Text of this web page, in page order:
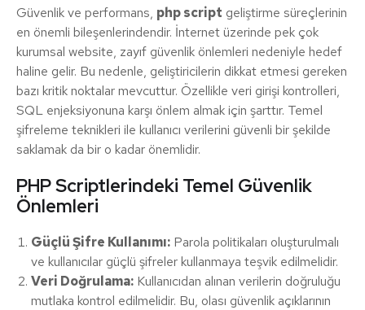
Güvenlik ve performans, php script geliştirme süreçlerinin
en önemli bileşenlerindendir. İnternet üzerinde pek çok
kurumsal website, zayıf güvenlik önlemleri nedeniyle hedef
haline gelir. Bu nedenle, geliştiricilerin dikkat etmesi gereken
bazı kritik noktalar mevcuttur. Özellikle veri girişi kontrolleri,
SQL enjeksiyonuna karşı önlem almak için şarttır. Temel
şifreleme teknikleri ile kullanıcı verilerini güvenli bir şekilde
saklamak da bir o kadar önemlidir.
PHP Scriptlerindeki Temel Güvenlik
Önlemleri
Güçlü Şifre Kullanımı: Parola politikaları oluşturulmalı
ve kullanıcılar güçlü şifreler kullanmaya teşvik edilmelidir.
Veri Doğrulama: Kullanıcıdan alınan verilerin doğruluğu
mutlaka kontrol edilmelidir. Bu, olası güvenlik açıklarının